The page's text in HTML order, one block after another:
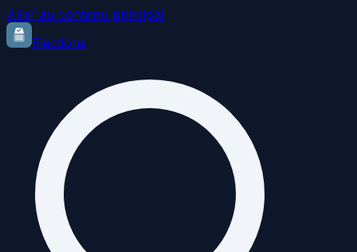
Aller au contenu principal
Elections